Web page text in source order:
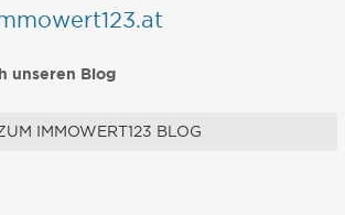
unseren Blog
IMMOWERT123 BLOG